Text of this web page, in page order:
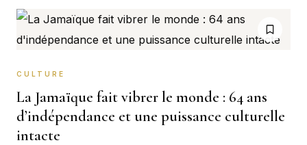
CULTURE
La Jamaïque fait vibrer le monde : 64 ans
d’indépendance et une puissance culturelle
intacte